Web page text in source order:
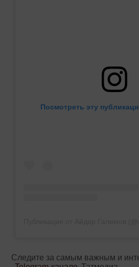
Посмотреть эту
Следите за самым важным и